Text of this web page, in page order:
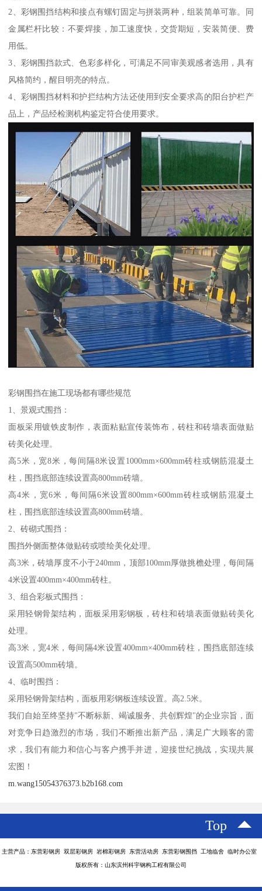
2、彩钢围挡结构和接点有螺钉固定与拼装两种，组装简单可靠。同
金属栏杆比较：不要焊接，加工速度快，交货期短，安装简便、费
用低。
3、彩钢围挡款式、色彩多样化，可满足不同审美观感者选用，具有
风格简约，醒目明亮的特点。
4、彩钢围挡材料和护拦结构方法还使用到安全要求高的阳台护栏产
品上，产品经检测机构鉴定符合使用要求。
彩钢围挡在施工现场都有哪些规范
1、景观式围挡：
面板采用镀铁皮制作，表面粘贴宣传装饰布，砖柱和砖墙表面做贴
砖美化处理。
高5米，宽8米，每间隔8米设置1000mm×600mm砖柱或钢筋混凝土
柱，围挡底部连续设置高800mm砖墙。
高4米，宽6米，每间隔6米设置800mm×600mm砖柱或钢筋混凝土
柱，围挡底部连续设置高800mm砖墙。
2、砖砌式围挡：
围挡外侧面整体做贴砖或喷绘美化处理。
高3米，砖墙厚度不小于240mm，顶部100mm厚做挑檐处理，每间隔
4米设置400mm×400mm砖柱。
3、组合彩板式围挡：
采用轻钢骨架结构，面板采用彩钢板，砖柱和砖墙表面做贴砖美化
处理。
高3米，宽4米，每间隔4米设置400mm×400mm砖柱，围挡底部连续
设置高500mm砖墙。
4、临时围挡：
采用轻钢骨架结构，面板用彩钢板连续设置。高2.5米。
我们自始至终坚持"不断标新、竭诚服务、共创辉煌"的企业宗旨，面
对竞争日趋激烈的市场，我们不断推出新产品，满足广大顾客的需
求，我们有能力和信心与客户携手并进，迎接世纪挑战，实现共展
宏图！
m.wang15054376373.b2b168.com
Top
主营产品：东营彩钢房 双层彩钢房 岩棉彩钢房 东营活动房 东营彩钢围挡 工地临舍 临时办公室
版权所有：山东滨州科宇钢构工程有限公司